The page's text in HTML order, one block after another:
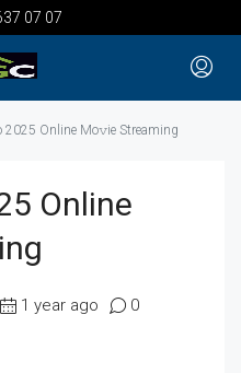
07 07
2025 Online Mo𝚟ie Streaming
Online
1 year ago 0